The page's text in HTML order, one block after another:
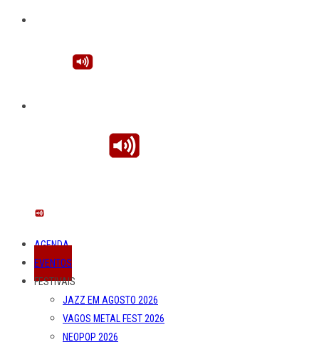
AGENDA
EVENTOS
FESTIVAIS
JAZZ EM AGOSTO 2026
VAGOS METAL FEST 2026
NEOPOP 2026